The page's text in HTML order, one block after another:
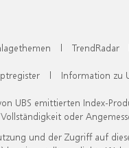
| TrendRadar
| Information zu
UBS emittierten Index-
oder
und der Zugriff auf